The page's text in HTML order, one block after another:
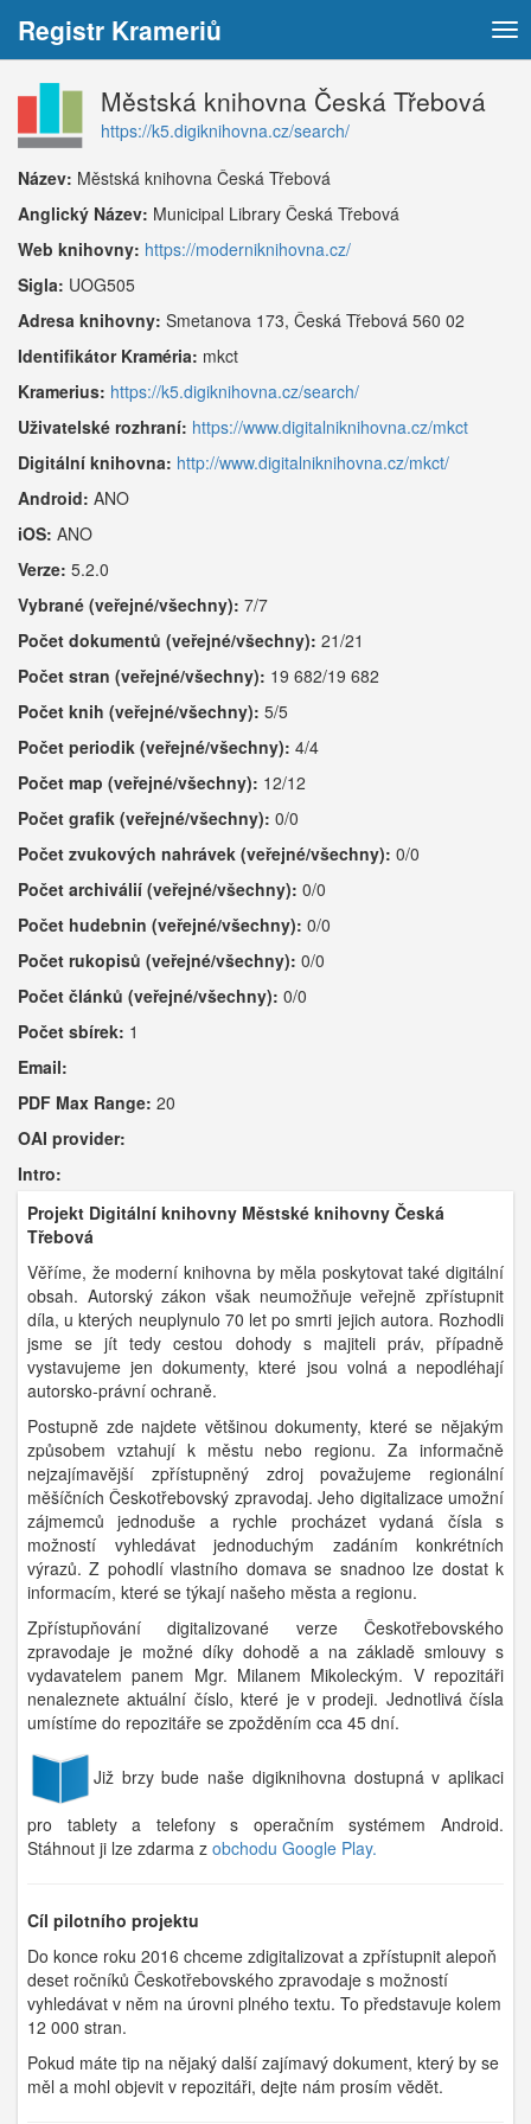
Registr Krameriů
Městská knihovna Česká Třebová
https://k5.digiknihovna.cz/search/
Název: Městská knihovna Česká Třebová
Anglický Název: Municipal Library Česká Třebová
Web knihovny: https://moderniknihovna.cz/
Sigla: UOG505
Adresa knihovny: Smetanova 173, Česká Třebová 560 02
Identifikátor Kraméria: mkct
Kramerius: https://k5.digiknihovna.cz/search/
Uživatelské rozhraní: https://www.digitalniknihovna.cz/mkct
Digitální knihovna: http://www.digitalniknihovna.cz/mkct/
Android: ANO
iOS: ANO
Verze: 5.2.0
Vybrané (veřejné/všechny): 7/7
Počet dokumentů (veřejné/všechny): 21/21
Počet stran (veřejné/všechny): 19 682/19 682
Počet knih (veřejné/všechny): 5/5
Počet periodik (veřejné/všechny): 4/4
Počet map (veřejné/všechny): 12/12
Počet grafik (veřejné/všechny): 0/0
Počet zvukových nahrávek (veřejné/všechny): 0/0
Počet archiválií (veřejné/všechny): 0/0
Počet hudebnin (veřejné/všechny): 0/0
Počet rukopisů (veřejné/všechny): 0/0
Počet článků (veřejné/všechny): 0/0
Počet sbírek: 1
Email:
PDF Max Range: 20
OAI provider:
Intro:
Projekt Digitální knihovny Městské knihovny Česká
Třebová
Věříme, že moderní knihovna by měla poskytovat také digitální
obsah. Autorský zákon však neumožňuje veřejně zpřístupnit
díla, u kterých neuplynulo 70 let po smrti jejich autora. Rozhodli
jsme se jít tedy cestou dohody s majiteli práv, případně
vystavujeme jen dokumenty, které jsou volná a nepodléhají
autorsko-právní ochraně.
Postupně zde najdete většinou dokumenty, které se nějakým
způsobem vztahují k městu nebo regionu. Za informačně
nejzajímavější zpřístupněný zdroj považujeme regionální
měšíčních Českotřebovský zpravodaj. Jeho digitalizace umožní
zájmemců jednoduše a rychle procházet vydaná čísla s
možností vyhledávat jednoduchým zadáním konkrétních
výrazů. Z pohodlí vlastního domava se snadnoo lze dostat k
informacím, které se týkají našeho města a regionu.
Zpřístupňování digitalizované verze Českotřebovského
zpravodaje je možné díky dohodě a na základě smlouvy s
vydavatelem panem Mgr. Milanem Mikoleckým. V repozitáři
nenaleznete aktuální číslo, které je v prodeji. Jednotlivá čísla
umístíme do repozitáře se zpožděním cca 45 dní.
Již brzy bude naše digiknihovna dostupná v aplikaci
pro tablety a telefony s operačním systémem Android.
Stáhnout ji lze zdarma z obchodu Google Play.
Cíl pilotního projektu
Do konce roku 2016 chceme zdigitalizovat a zpřístupnit alepoň
deset ročníků Českotřebovského zpravodaje s možností
vyhledávat v něm na úrovni plného textu. To představuje kolem
12 000 stran.
Pokud máte tip na nějaký další zajímavý dokument, který by se
měl a mohl objevit v repozitáři, dejte nám prosím vědět.